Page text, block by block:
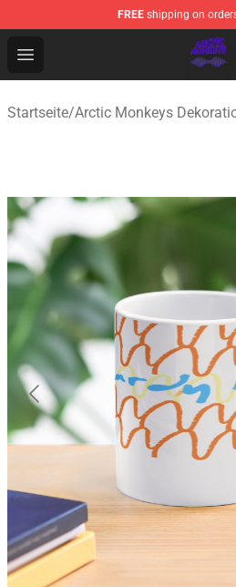
FREE shipping on
Open menu
Arctic Monkeys Shop -
Startseite/Arctic Monkeys